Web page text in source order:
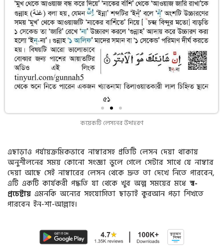
কয়েকটি লেসনের উদাহরণ
এছাড়াও পর্যায়ক্রমিকভাবে নাম্বারসহ প্রতিটি লেসন দেয়া থাকায়
অনুশীলনের সময় কোনো সংজ্ঞা ভুলে গেলে সেটার সাথে যে নাম্বার
দেয়া আছে সেই নাম্বারের লেসন থেকে দ্রুত তা দেখে নিতে পারবেন,
এটি একটি কার্যকরী পদ্ধতি যা থেকে খুব অল্প সময়ের মধে স্ব-
প্রচেষ্টায় এমনকি অন্যের সহযোগিতা ছাড়াই কুরআন পড়া শিখতে
পারবেন ইন-শা-আল্লাহ।